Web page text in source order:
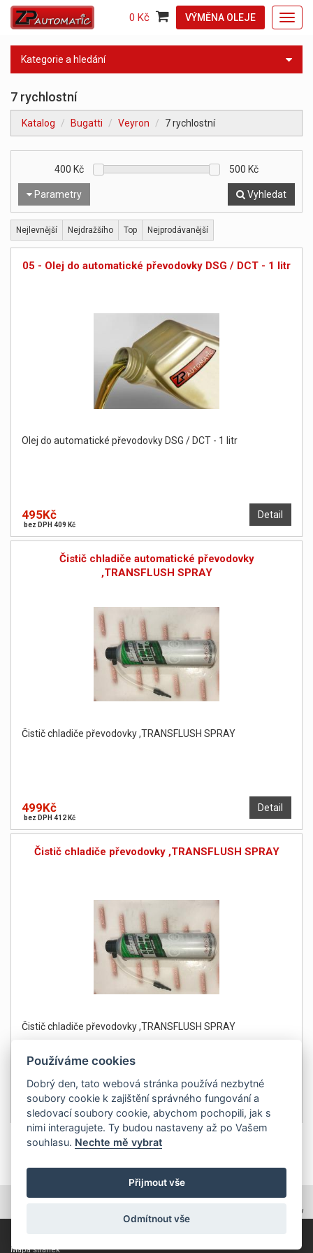
VÝMĚNA OLEJE
0 Kč
Kategorie a hledání
7 rychlostní
Katalog Bugatti Veyron 7 rychlostní
Parametry
400 Kč 500 Kč
Vyhledat
Nejlevnější Nejdražšího Top Nejprodávanější
05 - Olej do automatické převodovky DSG / DCT - 1 litr
Olej do automatické převodovky DSG / DCT - 1 litr
Detail
495Kč
bez DPH 409 Kč
Čistič chladiče automatické převodovky
,TRANSFLUSH SPRAY
Čistič chladiče převodovky ,TRANSFLUSH SPRAY
Detail
499Kč
bez DPH 412 Kč
Čistič chladiče převodovky ,TRANSFLUSH SPRAY
Čistič chladiče převodovky ,TRANSFLUSH SPRAY
Detail
499Kč
bez DPH 412 Kč
1
Mapa stránek
TOPWEBY - webhosting, domény, tvorba www
Používáme cookies
Dobrý den, tato webová stránka používá nezbytné
soubory cookie k zajištění správného fungování a
sledovací soubory cookie, abychom pochopili, jak s
nimi interagujete. Ty budou nastaveny až po Vašem
souhlasu. Nechte mě vybrat
Přijmout vše
Odmítnout vše